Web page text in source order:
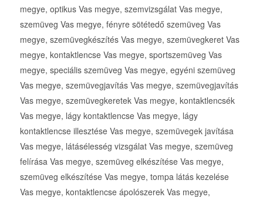
megye, optikus Vas megye, szemvizsgálat Vas megye,
szemüveg Vas megye, fényre sötétedő szemüveg Vas
megye, szemüvegkészítés Vas megye, szemüvegkeret Vas
megye, kontaktlencse Vas megye, sportszemüveg Vas
megye, speciális szemüveg Vas megye, egyéni szemüveg
Vas megye, szemüvegjavítás Vas megye, szemüvegjavítás
Vas megye, szemüvegkeretek Vas megye, kontaktlencsék
Vas megye, lágy kontaktlencse Vas megye, lágy
kontaktlencse illesztése Vas megye, szemüvegek javítása
Vas megye, látásélesség vizsgálat Vas megye, szemüveg
felírása Vas megye, szemüveg elkészítése Vas megye,
szemüveg elkészítése Vas megye, tompa látás kezelése
Vas megye, kontaktlencse ápolószerek Vas megye,